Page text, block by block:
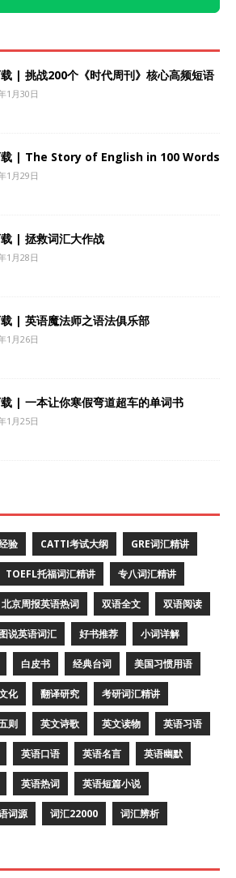
| 挑战200个《时代周刊》核心高频短语
1月30日
载 | The Story of English in 100 Words
1月29日
| 拯救词汇大作战
1月28日
| 英语魔法师之语法俱乐部
1月26日
| 一本让你寒假弯道超车的单词书
1月25日
验 CATTI考试大纲 GRE词汇精讲
TOEFL托福词汇精讲 专八词汇精讲
北京周报英语热词 双语全文 双语阅读
图说英语词汇 好书推荐 小词详解
白皮书 经典台词 美国习惯用语
化 翻译研究 考研词汇精讲
则 英文诗歌 英文读物 英语习语
英语口语 英语名言 英语幽默
英语热词 英语短篇小说
词源 词汇22000 词汇辨析